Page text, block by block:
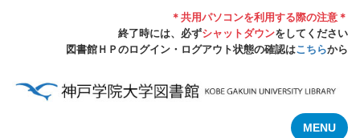
＊共用パソコンを利用する際の注意＊
終了時には、必ずシャットダウンをしてください
図書館ＨＰのログイン・ログアウト状態の確認はこちらから
MENU